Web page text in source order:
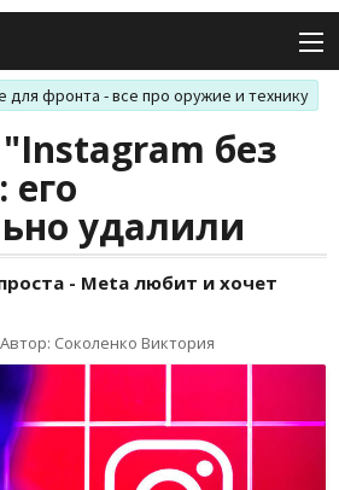
для фронта - все про оружие и технику
без
удалили
- Meta любит и хочет
Автор: Соколенко Виктория